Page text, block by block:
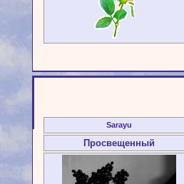
Sarayu
Просвещенный